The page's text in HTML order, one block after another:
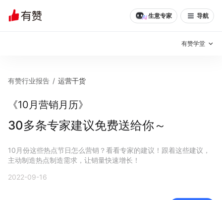
生意专家 导航
有赞学堂
有赞说增长
私域日历
有赞说案例拆解 有赞专家说
有赞行业报告 / 运营干货
《10月营销月历》
30多条专家建议免费送给你～
10月份这些热点节日怎么营销？看看专家的建议！跟着这些建议，
主动制造热点制造需求，让销量快速增长！
2022-09-16